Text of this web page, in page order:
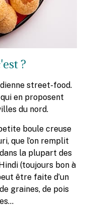
?
street-food.
en proposent
du nord.
boule creuse
que l’on remplit
la plupart des
(toujours bon à
être faite d’un
graines, de pois